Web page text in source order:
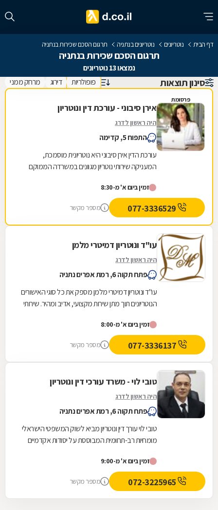
דף הבית נוטריונים נוטריונים בנתניה תרגום הסכם שכירות בנתניה
תרגום הסכם שכירות בנתניה
נמצאו 13 נוטריונים
סינון תוצאות פופולריות דירוג מרחק ממני
פרסומת
אירן סיבוני - עורכת דין ונוטריון
היה ראשון לדרג
התפוח 5, קדימה
עורכת הדין אירן סיבוני היא נוטריונית מוסמכת,
המעניקה שירותי נוטריון מגוונים במשרדה הממוקם
למנות:...
זמין ביום א' מ-8:30
מספר מקשר
עו"ד ונוטריון דמיטרי מלמן
היה ראשון לדרג
פתח תקוה 6, רמת אפרים נתניה
עו"ד ונוטריון דמיטרי מלמן מספק את כל סוגי האישורים
הנוטריונים תוך מתן שירות מקצועי, אדיב ומהיר. שירותי
זמין ביום א' מ-8:00
מספר מקשר
טובי לוי - משרד עורכי דין ונוטריון
היה ראשון לדרג
פתח תקוה 6, רמת אפרים נתניה
טובי לוי עורך דין ונוטריון מביא לשוק המשפטי הישראלי
מומחיות רב-תחומית המבוססת על יסודות אקדמיים
זמין ביום א' מ-9:00
מספר מקשר